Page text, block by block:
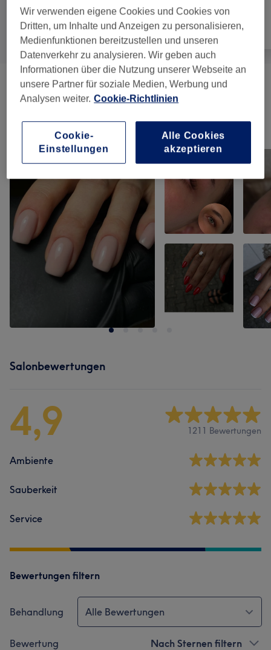
Alle Nägel Gesicht
Maniküre & Pediküre (10) ab 15 €
Unsere Arbeit
Bild anklicken für weitere Details
Salonbewertungen
4,9 1211 Bewertungen
Ambiente
Sauberkeit
Service
Bewertungen filtern
Behandlung Alle Bewertungen
Bewertung Nach Sternen filtern
Wir verwenden eigene Cookies und Cookies von
Dritten, um Inhalte und Anzeigen zu personalisieren,
Medienfunktionen bereitzustellen und unseren
Datenverkehr zu analysieren. Wir geben auch
Informationen über die Nutzung unserer Webseite an
unsere Partner für soziale Medien, Werbung und
Analysen weiter. Cookie-Richtlinien
Cookie-
Einstellungen
Alle Cookies
akzeptieren